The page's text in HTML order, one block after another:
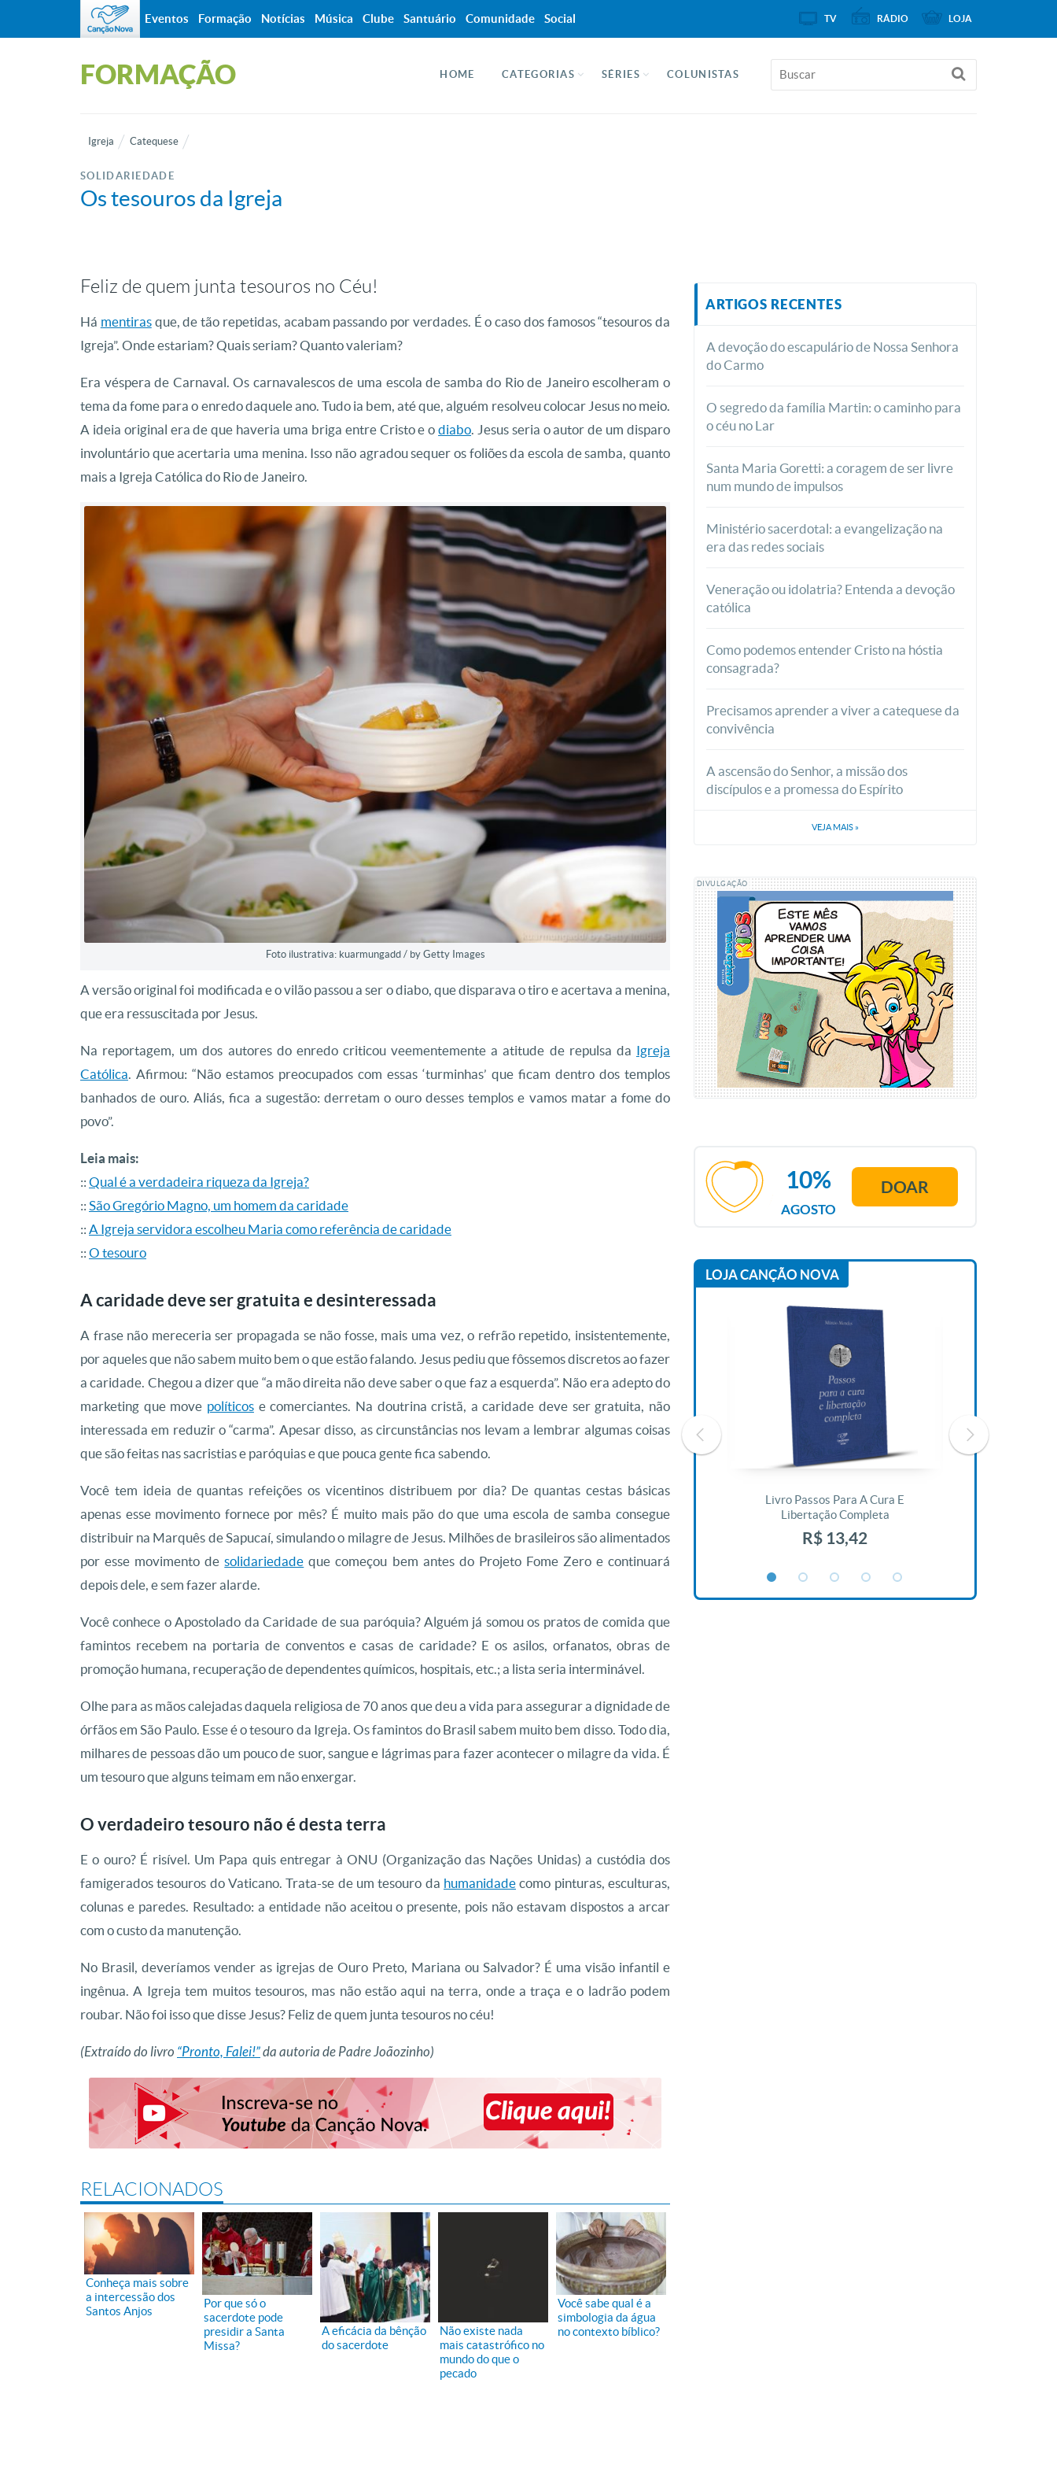
FORMAÇÃO HOME CATEGORIAS SÉRIES COLUNISTAS
Igreja Catequese
SOLIDARIEDADE
Os tesouros da Igreja
Feliz de quem junta tesouros no Céu!
Há mentirasque, de tão repetidas, acabam passando por verdades. É o caso dos famosos “tesouros da
Igreja”. Onde estariam? Quais seriam? Quanto valeriam?
Era véspera de Carnaval. Os carnavalescos de uma escola de samba do Rio de Janeiro escolheram o
tema da fome para o enredo daquele ano. Tudo ia bem, até que, alguém resolveu colocar Jesus no meio.
A ideia original era de que haveria uma briga entre Cristo e odiabo. Jesus seria o autor de um disparo
involuntário que acertaria uma menina. Isso não agradou sequer os foliões da escola de samba, quanto
mais a Igreja Católica do Rio de Janeiro.
Foto ilustrativa: kuarmungadd / by Getty Images
A versão original foi modificada e o vilão passou a ser o diabo, que disparava o tiro e acertava a menina,
que era ressuscitada por Jesus.
Na reportagem, um dos autores do enredo criticou veementemente a atitude de repulsa da Igreja
Católica. Afirmou: “Não estamos preocupados com essas ‘turminhas’ que ficam dentro dos templos
banhados de ouro. Aliás, fica a sugestão: derretam o ouro desses templos e vamos matar a fome do
povo”.
Leia mais:
:: Qual é a verdadeira riqueza da Igreja?
:: São Gregório Magno, um homem da caridade
:: A Igreja servidora escolheu Maria como referência de caridade
:: O tesouro
A caridade deve ser gratuita e desinteressada
A frase não mereceria ser propagada se não fosse, mais uma vez, o refrão repetido, insistentemente,
por aqueles que não sabem muito bem o que estão falando. Jesus pediu que fôssemos discretos ao fazer
a caridade. Chegou a dizer que “a mão direita não deve saber o que faz a esquerda”. Não era adepto do
marketing que move políticose comerciantes. Na doutrina cristã, a caridade deve ser gratuita, não
interessada em reduzir o “carma”. Apesar disso, as circunstâncias nos levam a lembrar algumas coisas
que são feitas nas sacristias e paróquias e que pouca gente fica sabendo.
Você tem ideia de quantas refeições os vicentinos distribuem por dia? De quantas cestas básicas
apenas esse movimento fornece por mês? É muito mais pão do que uma escola de samba consegue
distribuir na Marquês de Sapucaí, simulando o milagre de Jesus. Milhões de brasileiros são alimentados
por esse movimento desolidariedade que começou bem antes do Projeto Fome Zero e continuará
depois dele, e sem fazer alarde.
Você conhece o Apostolado da Caridade de sua paróquia? Alguém já somou os pratos de comida que
famintos recebem na portaria de conventos e casas de caridade? E os asilos, orfanatos, obras de
promoção humana, recuperação de dependentes químicos, hospitais, etc.; a lista seria interminável.
Olhe para as mãos calejadas daquela religiosa de 70 anos que deu a vida para assegurar a dignidade de
órfãos em São Paulo. Esse é o tesouro da Igreja. Os famintos do Brasil sabem muito bem disso. Todo dia,
milhares de pessoas dão um pouco de suor, sangue e lágrimas para fazer acontecer o milagre da vida. É
um tesouro que alguns teimam em não enxergar.
O verdadeiro tesouro não é desta terra
E o ouro? É risível. Um Papa quis entregar à ONU (Organização das Nações Unidas) a custódia dos
famigerados tesouros do Vaticano. Trata-se de um tesouro da humanidade como pinturas, esculturas,
colunas e paredes. Resultado: a entidade não aceitou o presente, pois não estavam dispostos a arcar
com o custo da manutenção.
No Brasil, deveríamos vender as igrejas de Ouro Preto, Mariana ou Salvador? É uma visão infantil e
ingênua. A Igreja tem muitos tesouros, mas não estão aqui na terra, onde a traça e o ladrão podem
roubar. Não foi isso que disse Jesus? Feliz de quem junta tesouros no céu!
(Extraído do livro “Pronto, Falei!”da autoria de Padre Joãozinho)
RELACIONADOS
Conheça mais sobre
a intercessão dos
Santos Anjos
Por que só o
sacerdote pode
presidir a Santa
Missa?
A eficácia da bênção
do sacerdote
Não existe nada
mais catastrófico no
mundo do que o
pecado
Você sabe qual é a
simbologia da água
no contexto bíblico?
ARTIGOS RECENTES
A devoção do escapulário de Nossa Senhora
do Carmo
O segredo da família Martin: o caminho para
o céu no Lar
Santa Maria Goretti: a coragem de ser livre
num mundo de impulsos
Ministério sacerdotal: a evangelização na
era das redes sociais
Veneração ou idolatria? Entenda a devoção
católica
Como podemos entender Cristo na hóstia
consagrada?
Precisamos aprender a viver a catequese da
convivência
A ascensão do Senhor, a missão dos
discípulos e a promessa do Espírito
VEJA MAIS »
DIVULGAÇÃO
AGOSTO
10% DOAR
LOJA CANÇÃO NOVA
Livro O Padre: A História De
Vida De Jonas Abib
R$ 42,41
Livro Passos Para A Cura E
Libertação Completa
R$ 13,42
Eventos Formação Notícias Música Clube Santuário Comunidade Social TV RÁDIO LOJA